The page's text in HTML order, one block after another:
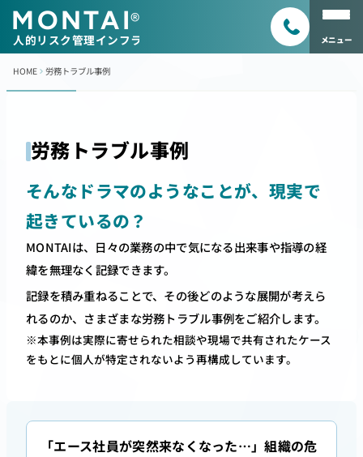
MONTAI®
人的リスク管理インフラ メニュー
HOME 労務トラブル事例
労務トラブル事例
そんなドラマのようなことが、現実で
起きているの？
MONTAIは、日々の業務の中で気になる出来事や指導の経
緯を無理なく記録できます。
記録を積み重ねることで、その後どのような展開が考えら
れるのか、さまざまな労務トラブル事例をご紹介します。
※本事例は実際に寄せられた相談や現場で共有されたケース
をもとに個人が特定されないよう再構成しています。
「エース社員が突然来なくなった…」組織の危